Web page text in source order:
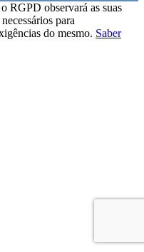
RGPD observará as suas
para
do mesmo. Saber